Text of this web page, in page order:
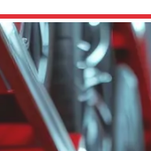
Vermietung